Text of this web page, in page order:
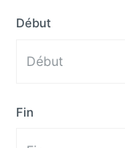
Début
Fin